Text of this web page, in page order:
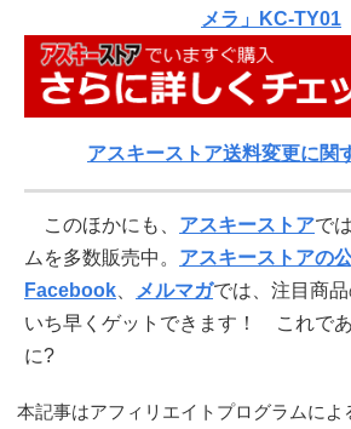
メラ」KC-TY01
アスキーストア送料変更に関
このほかにも、 アスキーストアで
ムを多数販売中。 アスキーストアの
Facebook
メルマガでは、注目商
いち早くゲットできます！ これで
に?
本記事はアフィリエイトプログラムによ